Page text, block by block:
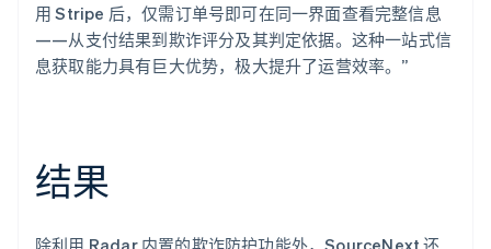
用 Stripe 后，仅需订单号即可在同一界面查看完整信息
——从支付结果到欺诈评分及其判定依据。这种一站式信
息获取能力具有巨大优势，极大提升了运营效率。”
结果
除利用 Radar 内置的欺诈防护功能外，SourceNext 还